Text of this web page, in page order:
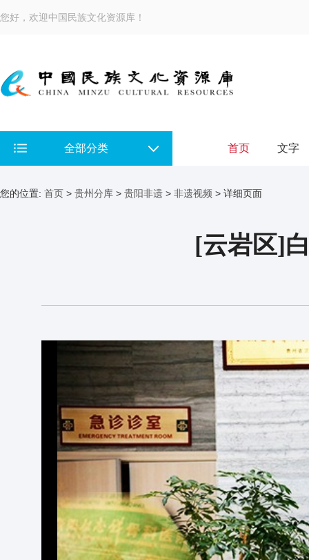
您好，欢迎中国民族文化资源库！
全部分类 首页 文字
您的位置: 首页 > 贵州分库 > 贵阳非遗 > 非遗视频 > 详细页面
[云岩区]